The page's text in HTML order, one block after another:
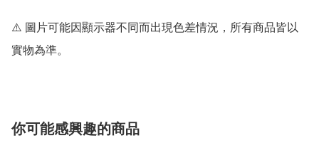
⚠️ 圖片可能因顯示器不同而出現色差情況，所有商品皆以
實物為準。
你可能感興趣的商品